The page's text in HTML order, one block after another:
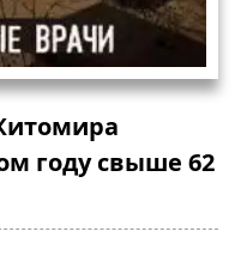
году свыше 62